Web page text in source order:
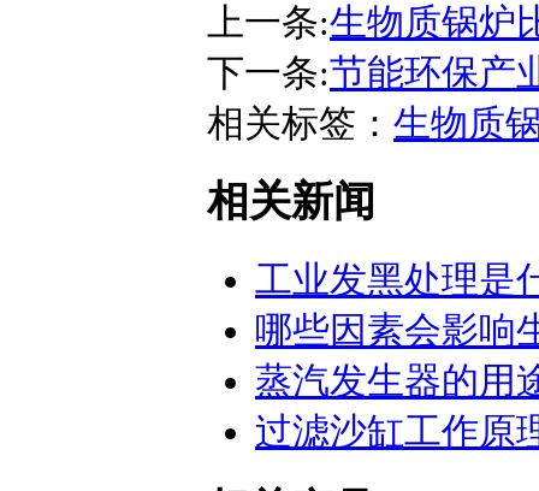
上一条:生物质锅炉
下一条:节能环保产
相关标签： 生物质
相关新闻
工业发黑处理是
哪些因素会影响
蒸汽发生器的用
过滤沙缸工作原